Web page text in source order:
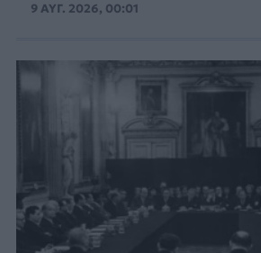
9 ΑΥΓ. 2026, 00:01